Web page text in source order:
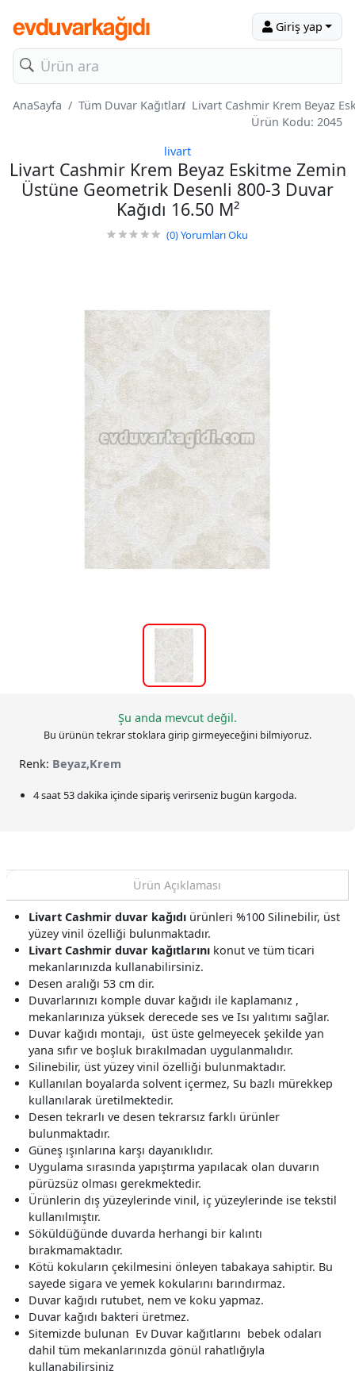
Giriş yap
AnaSayfa Tüm Duvar Kağıtları Livart Cashmir Krem Beyaz
Ürün Kodu: 2045
livart
Livart Cashmir Krem Beyaz Eskitme Zemin
Üstüne Geometrik Desenli 800-3 Duvar
Kağıdı 16.50 M²
(0)Yorumları Oku
Şu anda mevcut değil.
Bu ürünün tekrar stoklara girip girmeyeceğini bilmiyoruz.
Renk: Beyaz,Krem
4 saat 53 dakika içinde sipariş verirseniz bugün kargoda.
Ürün Açıklaması
Livart Cashmir duvar kağıdı ürünleri %100 Silinebilir, üst
yüzey vinil özelliği bulunmaktadır.
Livart Cashmir duvar kağıtlarını konut ve tüm ticari
mekanlarınızda kullanabilirsiniz.
Desen aralığı 53 cm dir.
Duvarlarınızı komple duvar kağıdı ile kaplamanız ,
mekanlarınıza yüksek derecede ses ve Isı yalıtımı sağlar.
Duvar kağıdı montajı, üst üste gelmeyecek şekilde yan
yana sıfır ve boşluk bırakılmadan uygulanmalıdır.
Silinebilir, üst yüzey vinil özelliği bulunmaktadır.
Kullanılan boyalarda solvent içermez, Su bazlı mürekkep
kullanılarak üretilmektedir.
Desen tekrarlı ve desen tekrarsız farklı ürünler
bulunmaktadır.
Güneş ışınlarına karşı dayanıklıdır.
Uygulama sırasında yapıştırma yapılacak olan duvarın
pürüzsüz olması gerekmektedir.
Ürünlerin dış yüzeylerinde vinil, iç yüzeylerinde ise tekstil
kullanılmıştır.
Söküldüğünde duvarda herhangi bir kalıntı
bırakmamaktadır.
Kötü kokuların çekilmesini önleyen tabakaya sahiptir. Bu
sayede sigara ve yemek kokularını barındırmaz.
Duvar kağıdı rutubet, nem ve koku yapmaz.
Duvar kağıdı bakteri üretmez.
Sitemizde bulunan Ev Duvar kağıtlarını bebek odaları
dahil tüm mekanlarınızda gönül rahatlığıyla
kullanabilirsiniz